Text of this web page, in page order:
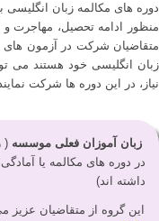
دوره های مکالمه زبان انگلیسی
منظور ادامه تحصیل، مهاجرت
متقاضیان شرکت در آزمون های
زبان انگلیسی خود هستند می
نیاز، در این دوره ها شرکت
زبان آموزان فعلی موسسه
در دوره های مکالمه یا
داشته اند)
این گروه از متقاضیان عزیز